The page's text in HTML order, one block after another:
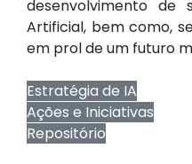
desenvolvimento de
Artificial, bem como,
em prol de um futuro
Estratégia de IA
Ações e Iniciativas
Repositório